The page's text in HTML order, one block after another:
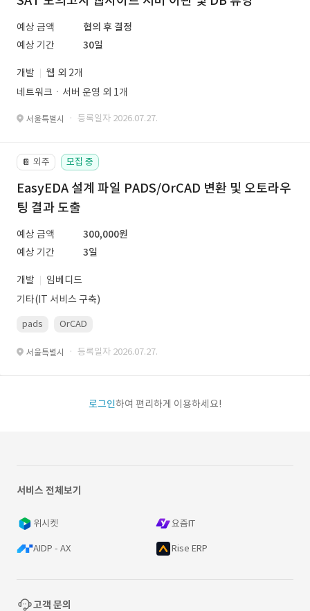
예상 금액
협의 후 결정
예상 기간
30일
개발
웹 외 2개
네트워크ㆍ서버 운영 외 1개
서울특별시 · 등록일자 2026.07.27.
📔 외주 모집 중
EasyEDA 설계 파일 PADS/OrCAD 변환 및 오토라우
팅 결과 도출
예상 금액
300,000원
예상 기간
3일
개발
임베디드
기타(IT 서비스 구축)
pads OrCAD
서울특별시 · 등록일자 2026.07.27.
로그인하여 편리하게 이용하세요!
서비스 전체보기
위시켓 요즘IT
AIDP - AX Rise ERP
고객 문의